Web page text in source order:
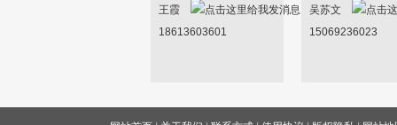
王霞
18613603601
吴苏文
15069236023